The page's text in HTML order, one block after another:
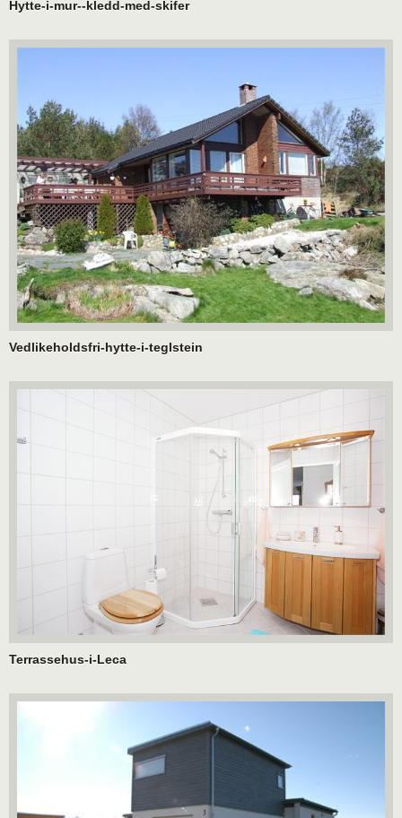
Hytte-i-mur--kledd-med-skifer
Vedlikeholdsfri-hytte-i-teglstein
Terrassehus-i-Leca